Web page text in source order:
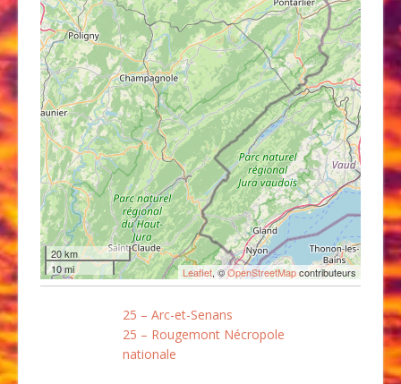
20 km
10 mi
Leaflet, ©OpenStreetMapcontributeurs
25 – Arc-et-Senans
25 – Rougemont Nécropole
nationale